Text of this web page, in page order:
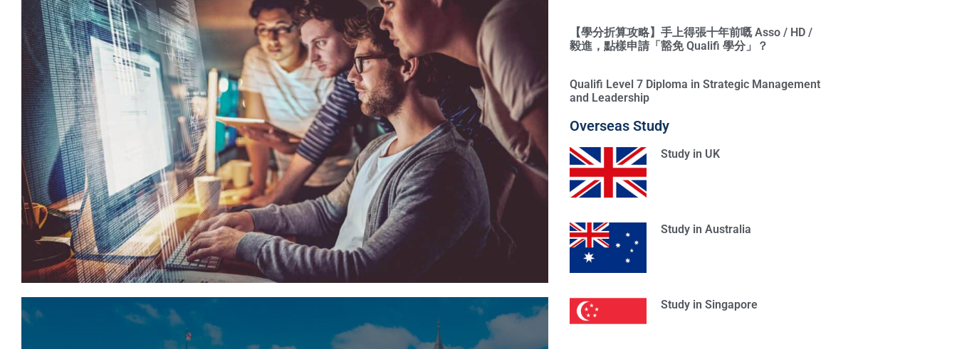
【學分折算攻略】手上得張十年前嘅 Asso / HD /
毅進，點樣申請「豁免 Qualifi 學分」？
Qualifi Level 7 Diploma in Strategic Management
and Leadership
Overseas Study
Study in UK
Study in Australia
Study in Singapore